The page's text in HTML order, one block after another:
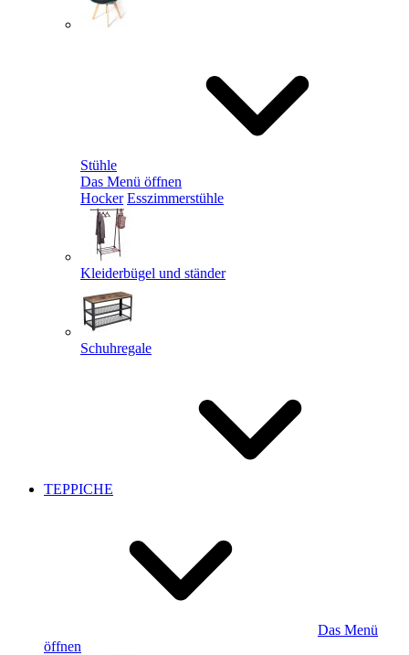
Stühle
Das Menü öffnen
Hocker Esszimmerstühle
Kleiderbügel und ständer
Schuhregale
TEPPICHE
Das Menü
öffnen